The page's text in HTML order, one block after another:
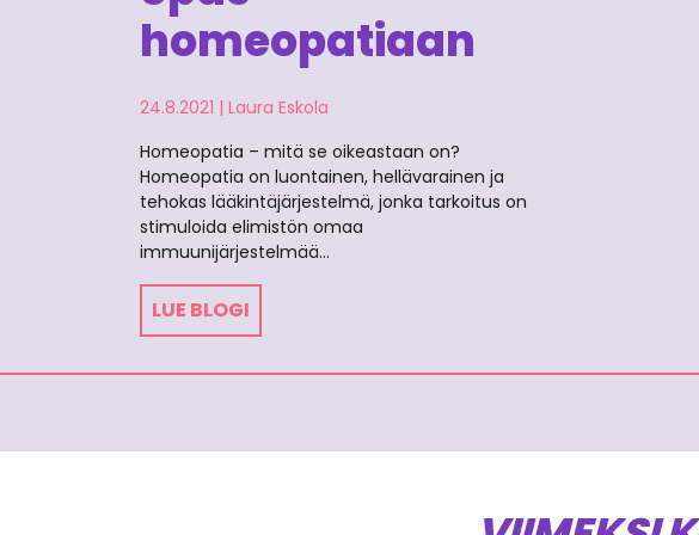
homeopatiaan
24.8.2021 | Laura Eskola
Homeopatia – mitä se oikeastaan on?
Homeopatia on luontainen, hellävarainen ja
tehokas lääkintäjärjestelmä, jonka tarkoitus on
stimuloida elimistön omaa
immuunijärjestelmää…
LUE BLOGI